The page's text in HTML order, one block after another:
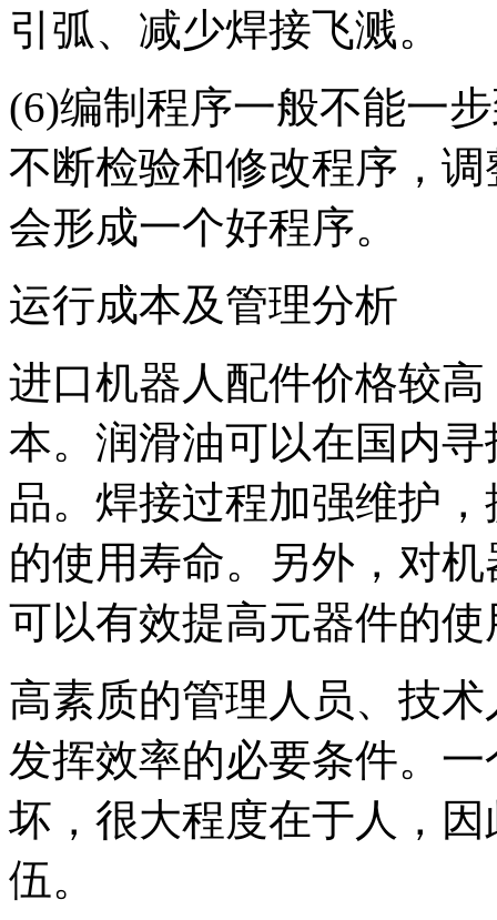
引弧、减少焊接飞溅。
(6)编制程序一般不能一
不断检验和修改程序，
会形成一个好程序。
运行成本及管理分析
进口机器人配件价格较
本。润滑油可以在国内
品。焊接过程加强维护
的使用寿命。另外，对
可以有效提高元器件的
高素质的管理人员、技
发挥效率的必要条件。
坏，很大程度在于人，
伍。